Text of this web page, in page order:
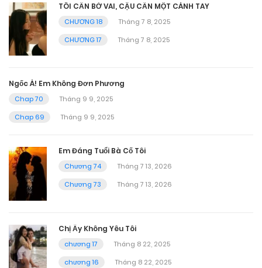
TÔI CẦN BỜ VAI, CẬU CẦN MỘT CÁNH TAY
CHƯƠNG 18
Tháng 7 8, 2025
CHƯƠNG 17
Tháng 7 8, 2025
Ngốc À! Em Không Đơn Phương
Chap 70
Tháng 9 9, 2025
Chap 69
Tháng 9 9, 2025
Em Đáng Tuổi Bà Cố Tôi
Chương 74
Tháng 7 13, 2026
Chương 73
Tháng 7 13, 2026
Chị Ấy Không Yêu Tôi
chương 17
Tháng 8 22, 2025
chương 16
Tháng 8 22, 2025